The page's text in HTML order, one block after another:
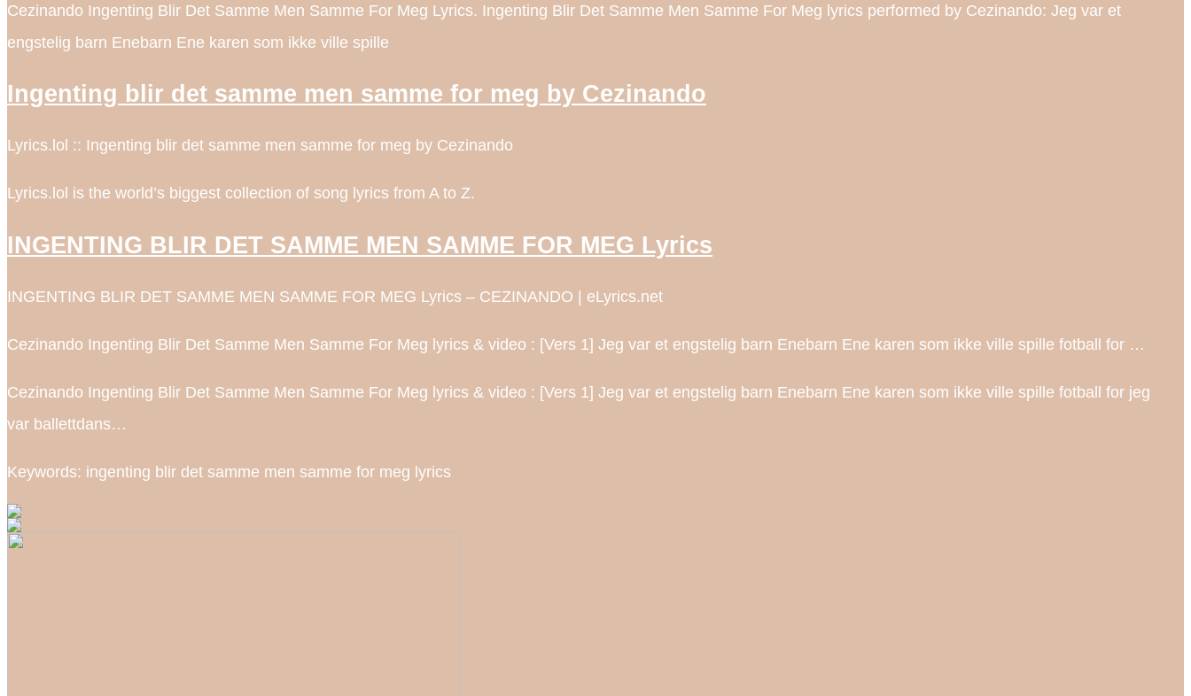
Cezinando Ingenting Blir Det Samme Men Samme For Meg Lyrics. Ingenting Blir Det Samme Men Samme For Meg lyrics performed by Cezinando: Jeg var et
engstelig barn Enebarn Ene karen som ikke ville spille
Ingenting blir det samme men samme for meg by Cezinando
Lyrics.lol :: Ingenting blir det samme men samme for meg by Cezinando
Lyrics.lol is the world’s biggest collection of song lyrics from A to Z.
INGENTING BLIR DET SAMME MEN SAMME FOR MEG Lyrics
INGENTING BLIR DET SAMME MEN SAMME FOR MEG Lyrics – CEZINANDO | eLyrics.net
Cezinando Ingenting Blir Det Samme Men Samme For Meg lyrics & video : [Vers 1] Jeg var et engstelig barn Enebarn Ene karen som ikke ville spille fotball for …
Cezinando Ingenting Blir Det Samme Men Samme For Meg lyrics & video : [Vers 1] Jeg var et engstelig barn Enebarn Ene karen som ikke ville spille fotball for jeg
var ballettdans…
Keywords: ingenting blir det samme men samme for meg lyrics